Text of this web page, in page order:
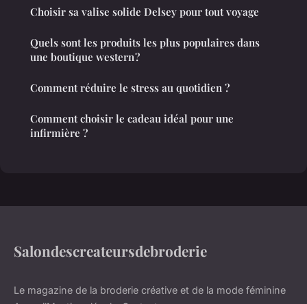
Choisir sa valise solide Delsey pour tout voyage
Quels sont les produits les plus populaires dans
une boutique western ?
Comment réduire le stress au quotidien ?
Comment choisir le cadeau idéal pour une
infirmière ?
Salondescreateursdebroderie
Le magazine de la broderie créative et de la mode féminine